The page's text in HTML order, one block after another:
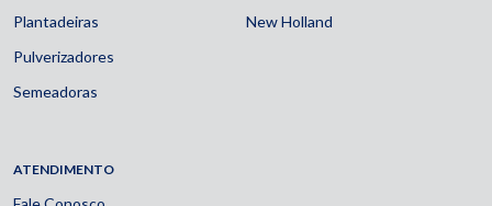
Plantadeiras
Pulverizadores
Semeadoras
New Holland
ATENDIMENTO